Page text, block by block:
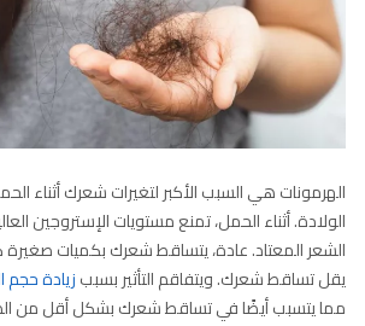
الهرمونات هي السبب الأكبر لتغيرات شعرك أثناء
الولادة. أثناء الحمل، تمنع مستويات الإستروجين
الشعر المعتاد. عادة، يتساقط شعرك بكميات صغيرة
يقل تساقط شعرك. ويتفاقم التأثير بسببزيادة حجم
مما يتسبب أيضًا في تساقط شعرك بشكل أقل من